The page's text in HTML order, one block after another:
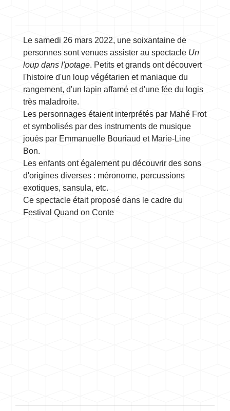
Le samedi 26 mars 2022, une soixantaine de
personnes sont venues assister au spectacle Un
loup dans l'potage. Petits et grands ont découvert
l'histoire d'un loup végétarien et maniaque du
rangement, d'un lapin affamé et d'une fée du logis
très maladroite.
Les personnages étaient interprétés par Mahé Frot
et symbolisés par des instruments de musique
joués par Emmanuelle Bouriaud et Marie-Line
Bon.
Les enfants ont également pu découvrir des sons
d'origines diverses : méronome, percussions
exotiques, sansula, etc.
Ce spectacle était proposé dans le cadre du
Festival Quand on Conte